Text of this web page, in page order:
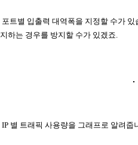
포트별 입출력 대역폭을 지정할 수가
지하는 경우를 방지할 수가 있겠죠.
IP 별 트래픽 사용량을 그래프로 알려줍